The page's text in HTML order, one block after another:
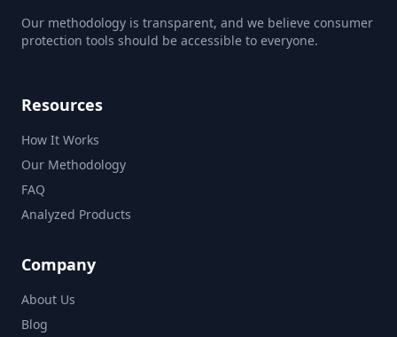
Our methodology is transparent, and we believe consumer
protection tools should be accessible to everyone.
Resources
How It Works
Our Methodology
FAQ
Analyzed Products
Company
About Us
Blog